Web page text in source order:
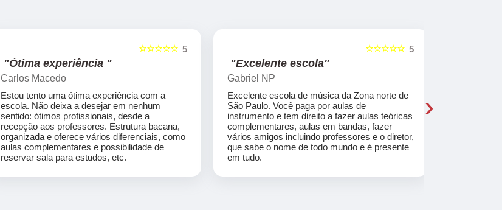
5
☆☆☆☆☆
"Ótima experiência "
Carlos Macedo
Estou tento uma ótima experiência com a
escola. Não deixa a desejar em nenhum
sentido: ótimos profissionais, desde a
recepção aos professores. Estrutura bacana,
organizada e oferece vários diferenciais, como
aulas complementares e possibilidade de
reservar sala para estudos, etc.
5
☆☆☆☆☆
"Excelente escola"
Gabriel NP
Excelente escola de música da Zona norte de
São Paulo. Você paga por aulas de
instrumento e tem direito a fazer aulas teóricas
complementares, aulas em bandas, fazer
vários amigos incluindo professores e o diretor,
que sabe o nome de todo mundo e é presente
em tudo.
›